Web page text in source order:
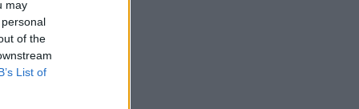
may
of the
List of